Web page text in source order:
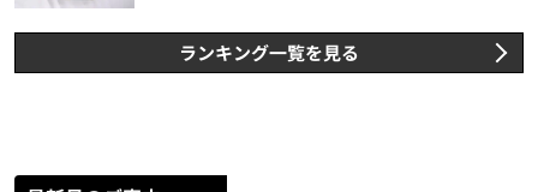
ランキング一覧を見る